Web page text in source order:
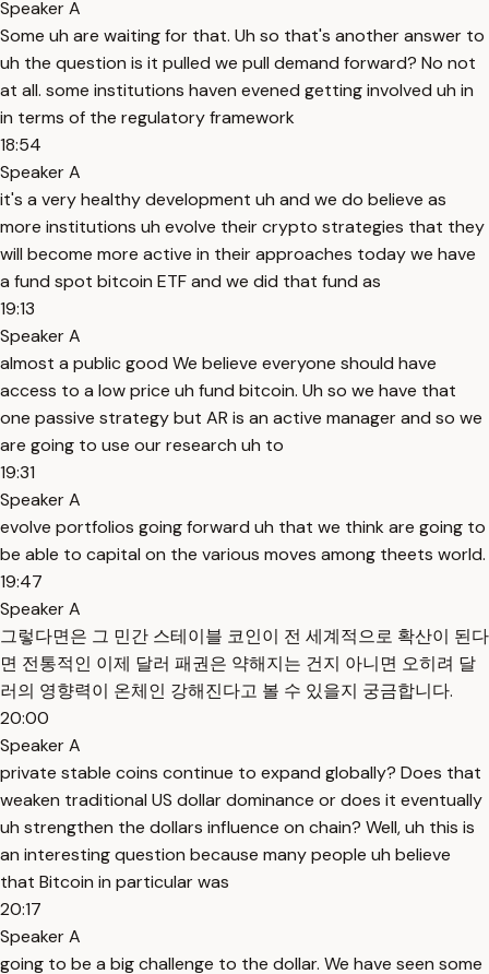
Speaker A
Some uh are waiting for that. Uh so that's another answer to
uh the question is it pulled we pull demand forward? No not
at all. some institutions haven evened getting involved uh in
in terms of the regulatory framework
18:54
Speaker A
it's a very healthy development uh and we do believe as
more institutions uh evolve their crypto strategies that they
will become more active in their approaches today we have
a fund spot bitcoin ETF and we did that fund as
19:13
Speaker A
almost a public good We believe everyone should have
access to a low price uh fund bitcoin. Uh so we have that
one passive strategy but AR is an active manager and so we
are going to use our research uh to
19:31
Speaker A
evolve portfolios going forward uh that we think are going to
be able to capital on the various moves among theets world.
19:47
Speaker A
그렇다면은 그 민간 스테이블 코인이 전 세계적으로 확산이 된다
면 전통적인 이제 달러 패권은 약해지는 건지 아니면 오히려 달
러의 영향력이 온체인 강해진다고 볼 수 있을지 궁금합니다.
20:00
Speaker A
private stable coins continue to expand globally? Does that
weaken traditional US dollar dominance or does it eventually
uh strengthen the dollars influence on chain? Well, uh this is
an interesting question because many people uh believe
that Bitcoin in particular was
20:17
Speaker A
going to be a big challenge to the dollar. We have seen some